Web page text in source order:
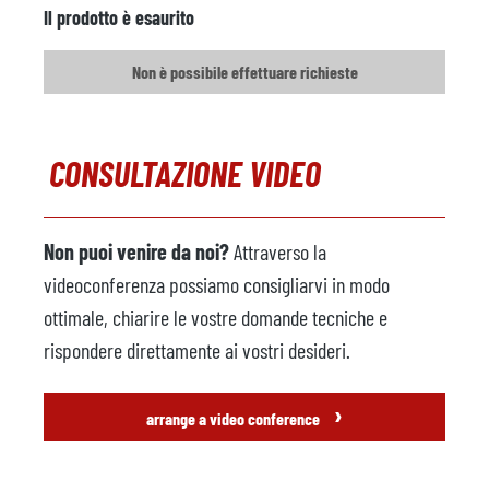
Il prodotto è esaurito
Non è possibile effettuare richieste
CONSULTAZIONE VIDEO
Non puoi venire da noi?Attraverso la
videoconferenza possiamo consigliarvi in modo
ottimale, chiarire le vostre domande tecniche e
rispondere direttamente ai vostri desideri.
arrange a video conference ›